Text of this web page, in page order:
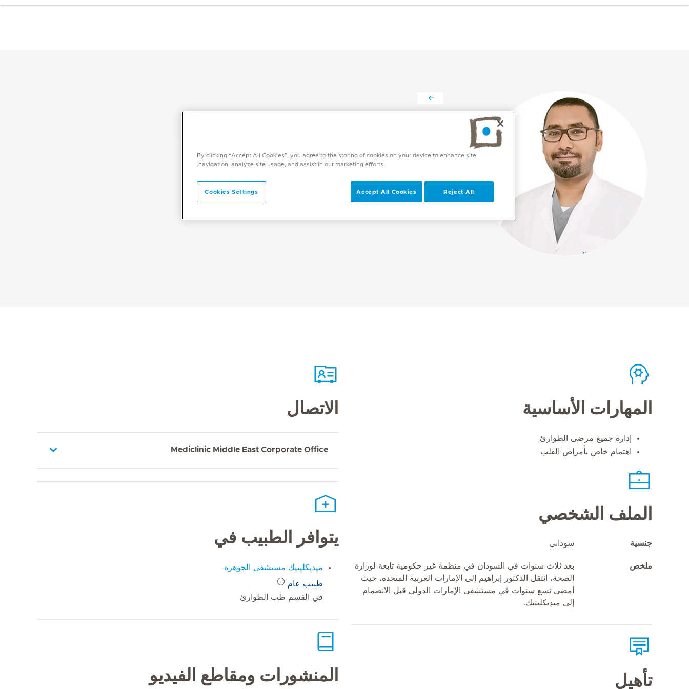
طب الطوارئ
اللغات
العربية, الإنجليزية, الفارسية
المهارات الأساسية
إدارة جميع مرضى الطوارئ
اهتمام خاص بأمراض القلب
الملف الشخصي
جنسية سوداني
ملخص
بعد ثلاث سنوات في السودان في منظمة غير حكومية تابعة لوزارة
الصحة، انتقل الدكتور إبراهيم إلى الإمارات العربية المتحدة، حيث
أمضى تسع سنوات في مستشفى الإمارات الدولي قبل الانضمام
إلى ميديكلينيك.
تأهيل
الاتصال
Mediclinic Middle East Corporate Office
يتوافر الطبيب في
ميديكلينيك مستشفى الجوهرة
طبيب عام
في القسم طب الطوارئ
المنشورات ومقاطع الفيديو
By clicking “Accept All Cookies”, you agree to the storing of cookies on your device to enhance site
navigation, analyze site usage, and assist in our marketing efforts.
Cookies Settings Reject All
Accept All Cookies